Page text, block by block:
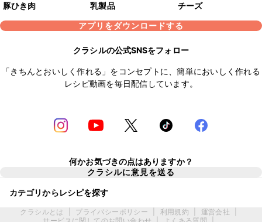
豚ひき肉 乳製品
チーズ
アプリをダウンロードする
クラシルの公式SNSをフォロー
「きちんとおいしく作れる」をコンセプトに、簡単においしく作れる
レシピ動画を毎日配信しています。
何かお気づきの点はありますか？
クラシルに意見を送る
カテゴリからレシピを探す
クラシルとは プライバシーポリシー 利用規約 運営会社